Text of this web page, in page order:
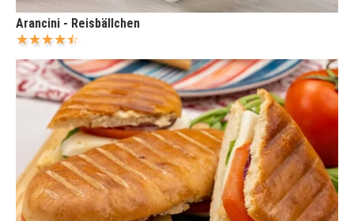
Arancini - Reisbällchen